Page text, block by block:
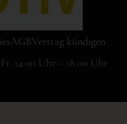
AGBVertrag kündigen
14.00 Uhr – 18.00 Uhr